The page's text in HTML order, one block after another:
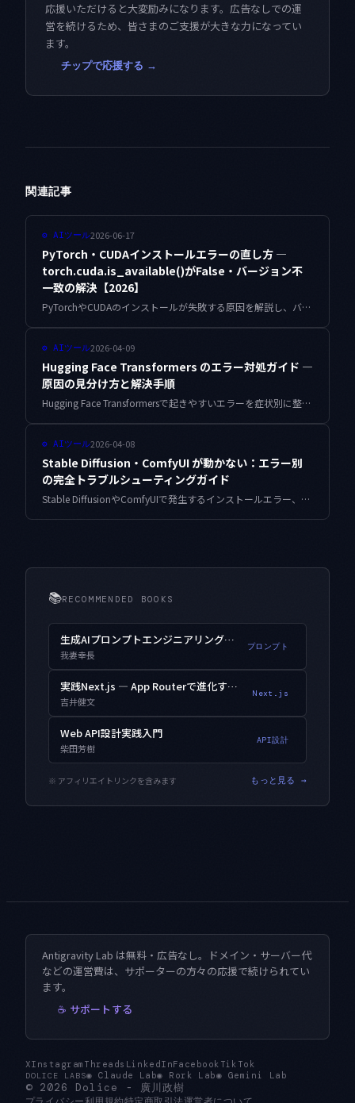
応援いただけると大変励みになります。広告なしでの運
営を続けるため、皆さまのご支援が大きな力になってい
ます。
チップで応援する →
関連記事
⚙ AIツール2026-06-17
PyTorch・CUDAインストールエラーの直し方 —
torch.cuda.is_available()がFalse・バージョン不
一致の解決【2026】
PyTorchやCUDAのインストールが失敗する原因を解説し、バージョン不一致・依存関係エラー・GPUが認識されない問題をStep by Stepで解決します。
⚙ AIツール2026-04-09
Hugging Face Transformers のエラー対処ガイド —
原因の見分け方と解決手順
Hugging Face Transformersで起きやすいエラーを症状別に整理。ImportError、CUDA OOM、bf16非対応GPU、ゲート付きモデルの401、キャッシュ肥大化まで、原因の見分け方と解決手順をまとめます。
⚙ AIツール2026-04-08
Stable Diffusion・ComfyUI が動かない：エラー別
の完全トラブルシューティングガイド
Stable DiffusionやComfyUIで発生するインストールエラー、VRAM不足、モデル読み込み失敗、生成が止まる問題を原因別に解説し、具体的な解決手順をステップバイステップで紹介します。
📚RECOMMENDED BOOKS
生成AIプロンプトエンジニアリング入門
我妻幸長
プロンプト
実践Next.js — App Routerで進化するWebアプリ開発
吉井健文
Next.js
Web API設計実践入門
柴田芳樹
API設計
※ アフィリエイトリンクを含みます もっと見る →
Antigravity Lab は無料・広告なし。ドメイン・サーバー代
などの運営費は、サポーターの方々の応援で続けられてい
ます。
☕ サポートする
© 2026 Dolice - 廣川政樹
XInstagram Threads LinkedInFacebook TikTok
DOLICE LABS◉ Claude Lab◉ Rork Lab◉ Gemini Lab